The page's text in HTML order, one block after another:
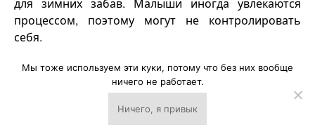
процессом, поэтому могут не контролировать
себя.
Снежные лабиринты
Если зима выдалась снежной и у вас есть
несколько юных силачей, можно провести
соревнование на лучший лабиринт. В процессе
Мы тоже используем эти куки, потому что без них вообще
ничего не работает.
Ничего, я привык